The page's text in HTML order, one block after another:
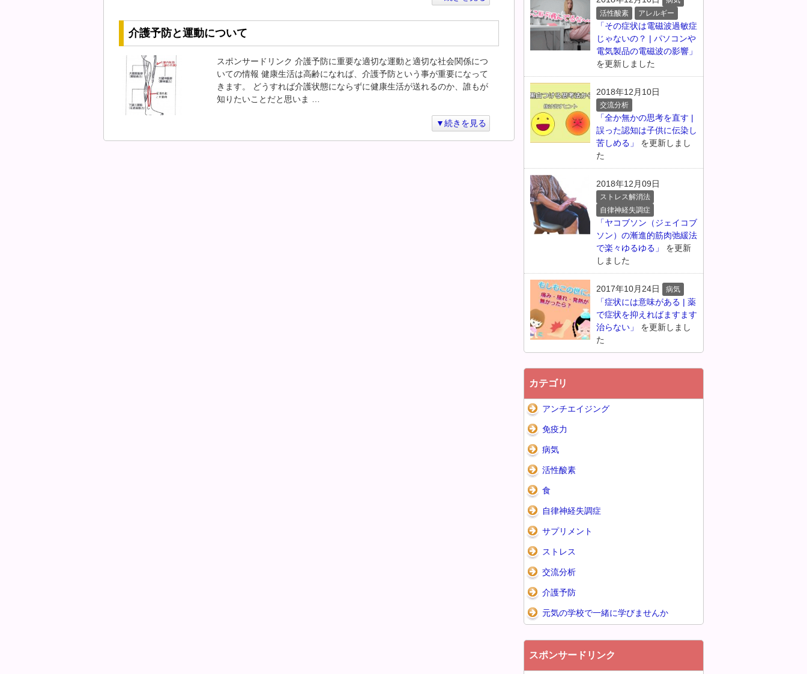
介護予防と運動について
スポンサードリンク 介護予防に重要な適切な運動と適切な社会関係につ
いての情報 健康生活は高齢になれば、介護予防という事が重要になって
きます。 どうすれば介護状態にならずに健康生活が送れるのか、誰もが
知りたいことだと思いま …
▼続きを見る
活性酸素
アレルギー
「その症状は電磁波過敏症
じゃないの？ | パソコンや
電気製品の電磁波の影響」
を更新しました
2018年12月10日
交流分析
「全か無かの思考を直す |
誤った認知は子供に伝染し
苦しめる」 を更新しまし
た
2018年12月09日
ストレス解消法
自律神経失調症
「ヤコブソン（ジェイコブ
ソン）の漸進的筋肉弛緩法
で楽々ゆるゆる」 を更新
しました
2017年10月24日 病気
「症状には意味がある | 薬
で症状を抑えればますます
治らない」 を更新しまし
た
カテゴリ
アンチエイジング
免疫力
病気
活性酸素
食
自律神経失調症
サプリメント
ストレス
交流分析
介護予防
元気の学校で一緒に学びませんか
スポンサードリンク